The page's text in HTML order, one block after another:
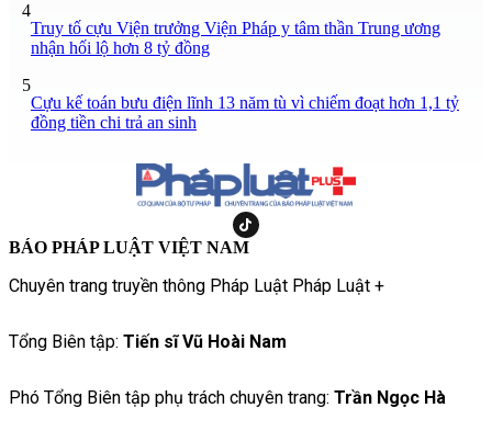
4
Truy tố cựu Viện trưởng Viện Pháp y tâm thần Trung ương
nhận hối lộ hơn 8 tỷ đồng
5
Cựu kế toán bưu điện lĩnh 13 năm tù vì chiếm đoạt hơn 1,1 tỷ
đồng tiền chi trả an sinh
BÁO PHÁP LUẬT VIỆT NAM
Chuyên trang truyền thông Pháp Luật Pháp Luật +
Tổng Biên tập: Tiến sĩ Vũ Hoài Nam
Phó Tổng Biên tập phụ trách chuyên trang: Trần Ngọc Hà